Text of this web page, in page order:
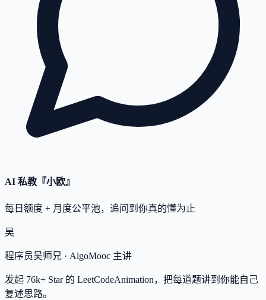
AI 私教『小欧』
每日额度 + 月度公平池，追问到你真的懂为止
吴
程序员吴师兄 · AlgoMooc 主讲
发起 76k+ Star 的 LeetCodeAnimation，把每道题讲到你能自己
复述思路。